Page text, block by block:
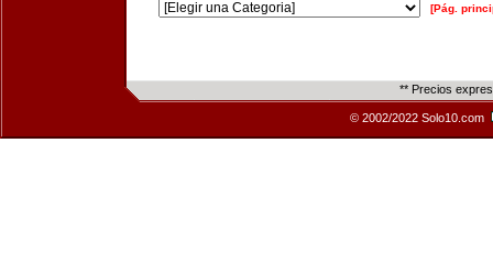
[Pág.
** Precios
© 2002/2022 Solo10.com